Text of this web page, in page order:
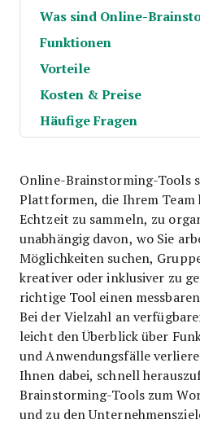
Was sind Online-
Funktionen
Vorteile
Kosten & Preise
Häufige Fragen
Online-Brainstorming-Tools
Plattformen, die Ihrem Team
Echtzeit zu sammeln, zu
unabhängig davon, wo Sie
Möglichkeiten suchen,
kreativer oder inklusiver zu
richtige Tool einen
Bei der Vielzahl an
leicht den Überblick über
und Anwendungsfälle
Ihnen dabei, schnell
Brainstorming-Tools zum
und zu den